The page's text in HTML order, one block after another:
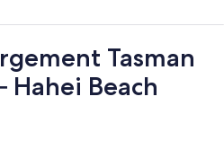
Tasman
Hahei Beach